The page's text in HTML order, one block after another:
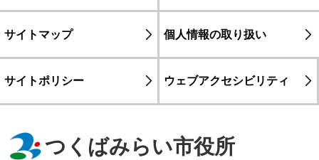
サイトマップ 個人情報の取り扱い
サイトポリシー ウェブアクセシビリティ
つくばみらい市役所